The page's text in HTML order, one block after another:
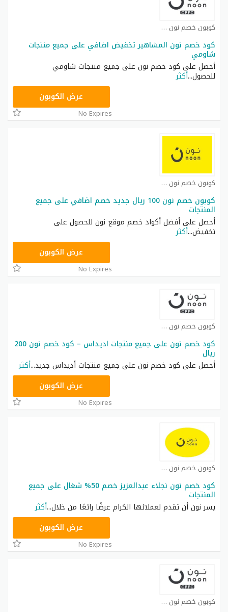
كوبون خصم نون كوبون
كود خصم نون المشاهير تخفيض اضافي على جميع منتجات
شاومي
أحصل على كود خصم نون على جميع منتجات شاومي
للحصول...أكثر
RRF24عرض الكوبون
No Expires
كوبون خصم نون مصر كوبون
كوبون خصم نون 100 ريال جديد خصم اضافي على جميع
المنتجات
أحصل على أفضل أكواد خصم موقع نون للحصول على
تخفيض...أكثر
RRF24عرض الكوبون
No Expires
كوبون خصم نون كوبون
كود خصم نون على جميع منتجات اديداس – كود خصم نون 200
ريال
أحصل على كود خصم نون على جميع منتجات أديداس جديد...أكثر
عرض الكوبون
No Expires
كوبون خصم نون كوبون
كود خصم نون نجلاء عبدالعزيز خصم 50% شغال على جميع
المنتجات
يسر نون أن تقدم لعملائها الكرام عرضًا رائعًا من خلال...أكثر
RRF24عرض الكوبون
No Expires
كوبون خصم نون كوبون